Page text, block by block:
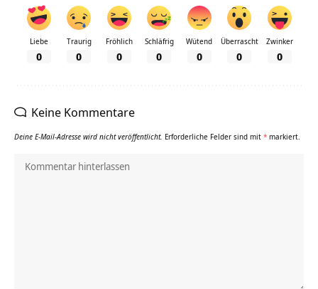
Liebe
0
Traurig
0
Fröhlich
0
Schläfrig
0
Wütend
0
Überrascht
0
Zwinker
0
Keine Kommentare
Deine E-Mail-Adresse wird nicht veröffentlicht. Erforderliche Felder sind mit * markiert.